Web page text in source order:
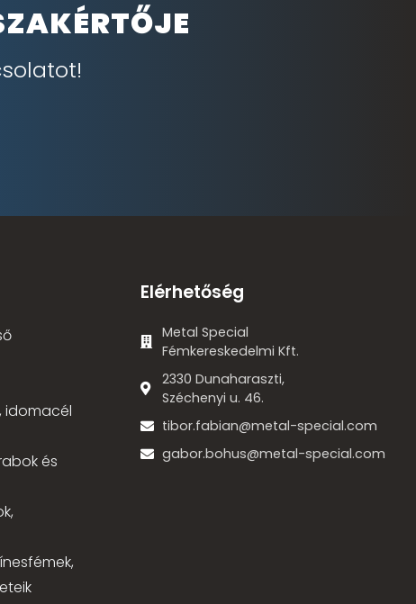
idomacél
és
Elérhetőség
Metal Special
Fémkereskedelmi Kft.
2330 Dunaharaszti,
Széchenyi u. 46.
tibor.fabian@metal-special.com
gabor.bohus@metal-special.com